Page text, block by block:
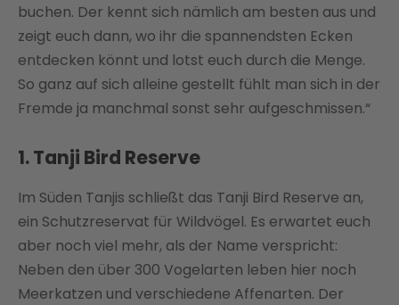
buchen. Der kennt sich nämlich am besten aus und
zeigt euch dann, wo ihr die spannendsten Ecken
entdecken könnt und lotst euch durch die Menge.
So ganz auf sich alleine gestellt fühlt man sich in der
Fremde ja manchmal sonst sehr aufgeschmissen.“
1. Tanji Bird Reserve
Im Süden Tanjis schließt das Tanji Bird Reserve an,
ein Schutzreservat für Wildvögel. Es erwartet euch
aber noch viel mehr, als der Name verspricht:
Neben den über 300 Vogelarten leben hier noch
Meerkatzen und verschiedene Affenarten. Der